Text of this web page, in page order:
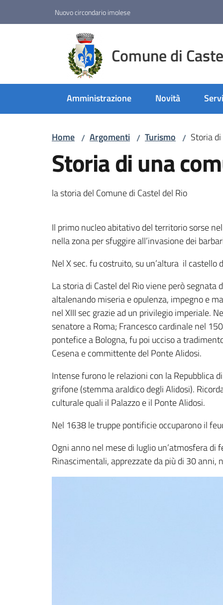
Nuovo circondario imolese
Comune di
Amministrazione Novità
Home / Argomenti / Turismo / Storia
Storia di una
la storia del Comune di Castel del Rio
Il primo nucleo abitativo del territorio sorse
nella zona per sfuggire all’invasione dei
Nel X sec. fu costruito, su un’altura il
La storia di Castel del Rio viene però
altalenando miseria e opulenza, impegno e
nel XIII sec grazie ad un privilegio imperiale.
senatore a Roma; Francesco cardinale nel
pontefice a Bologna, fu poi ucciso a
Cesena e committente del Ponte Alidosi.
Intense furono le relazioni con la Repubblica
grifone (stemma araldico degli Alidosi).
culturale quali il Palazzo e il Ponte Alidosi.
Nel 1638 le truppe pontificie occuparono il
Ogni anno nel mese di luglio un’atmosfera
Rinascimentali, apprezzate da più di 30